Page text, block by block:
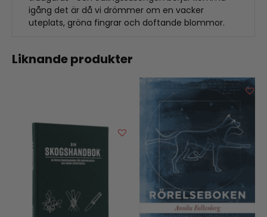
igång det är då vi drömmer om en vacker
uteplats, gröna fingrar och doftande blommor.
Liknande produkter